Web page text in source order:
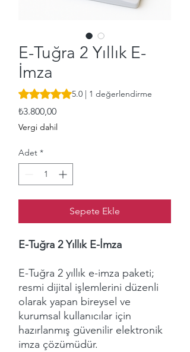
E-Tuğra 2 Yıllık E-
İmza
1 değerlendirmeye göre beş yıldız
5.0 | 1 değerlendirme
₺3.800,00Fiyat
Vergi dahil
Adet *
Sepete Ekle
E-Tuğra 2 Yıllık E-İmza
E-Tuğra 2 yıllık e-imza paketi;
resmi dijital işlemlerini düzenli
olarak yapan bireysel ve
kurumsal kullanıcılar için
hazırlanmış güvenilir elektronik
imza çözümüdür.